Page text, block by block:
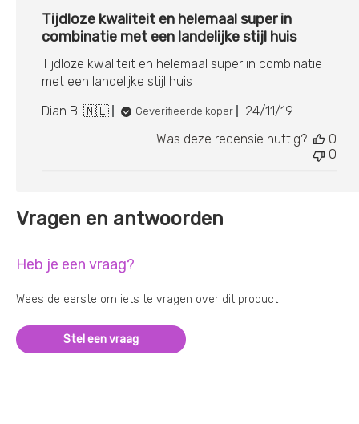
Tijdloze kwaliteit en helemaal super in
combinatie met een landelijke stijl huis
Tijdloze kwaliteit en helemaal super in combinatie
met een landelijke stijl huis
Dian B. 🇳🇱
Geverifieerde koper
24/11/19
Was deze recensie nuttig?
0
0
Vragen en antwoorden
Heb je een vraag?
Wees de eerste om iets te vragen over dit product
Stel een vraag